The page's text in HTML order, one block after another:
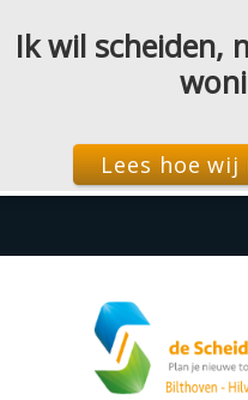
Ik wil scheiden,
Lees hoe